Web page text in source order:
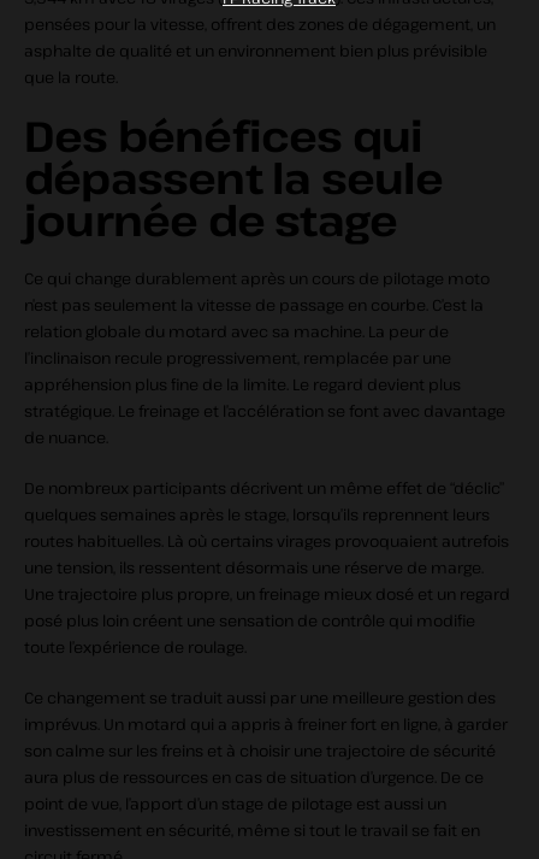
pensées pour la vitesse, offrent des zones de dégagement, un
asphalte de qualité et un environnement bien plus prévisible
que la route.
Des bénéfices qui
dépassent la seule
journée de stage
Ce qui change durablement après un cours de pilotage moto
n’est pas seulement la vitesse de passage en courbe. C’est la
relation globale du motard avec sa machine. La peur de
l’inclinaison recule progressivement, remplacée par une
appréhension plus fine de la limite. Le regard devient plus
stratégique. Le freinage et l’accélération se font avec davantage
de nuance.
De nombreux participants décrivent un même effet de “déclic”
quelques semaines après le stage, lorsqu’ils reprennent leurs
routes habituelles. Là où certains virages provoquaient autrefois
une tension, ils ressentent désormais une réserve de marge.
Une trajectoire plus propre, un freinage mieux dosé et un regard
posé plus loin créent une sensation de contrôle qui modifie
toute l’expérience de roulage.
Ce changement se traduit aussi par une meilleure gestion des
imprévus. Un motard qui a appris à freiner fort en ligne, à garder
son calme sur les freins et à choisir une trajectoire de sécurité
aura plus de ressources en cas de situation d’urgence. De ce
point de vue, l’apport d’un stage de pilotage est aussi un
investissement en sécurité, même si tout le travail se fait en